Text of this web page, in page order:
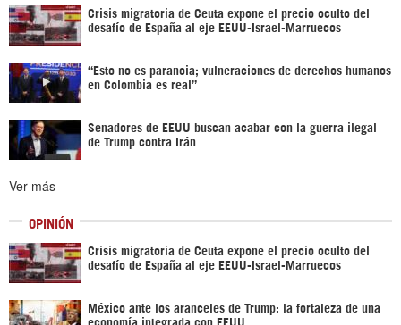
Crisis migratoria de Ceuta expone el precio oculto del
desafío de España al eje EEUU-Israel-Marruecos
“Esto no es paranoia; vulneraciones de derechos humanos
en Colombia es real”
Senadores de EEUU buscan acabar con la guerra ilegal
de Trump contra Irán
Ver más
OPINIÓN
Crisis migratoria de Ceuta expone el precio oculto del
desafío de España al eje EEUU-Israel-Marruecos
México ante los aranceles de Trump: la fortaleza de una
economía integrada con EEUU